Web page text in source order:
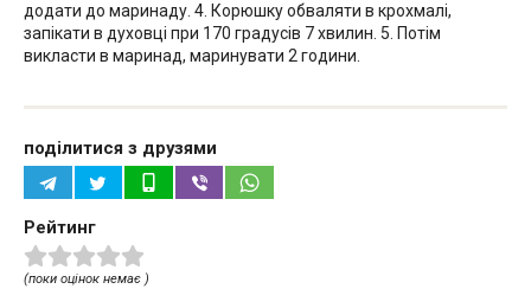
додати до маринаду. 4. Корюшку обваляти в крохмалі,
запікати в духовці при 170 градусів 7 хвилин. 5. Потім
викласти в маринад, маринувати 2 години.
поділитися з друзями
Рейтинг
(поки оцінок немає )